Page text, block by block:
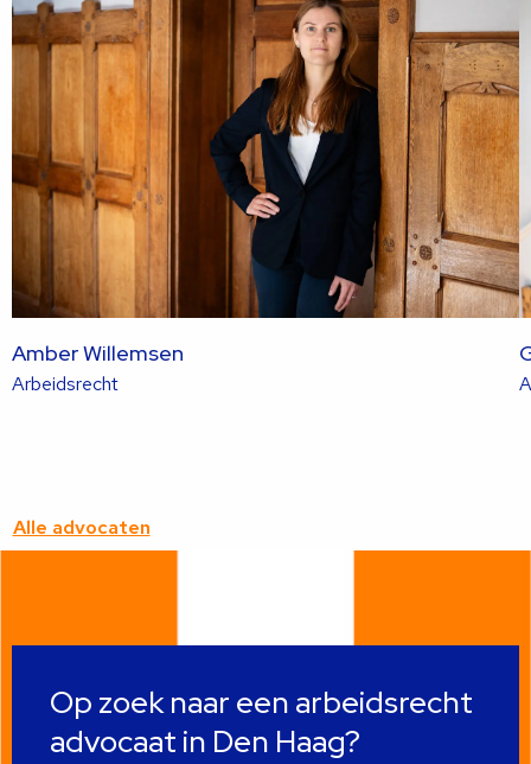
Amber Willemsen
ArbeidsrechtLees
Alle advocaten
Op zoek naar een arbeidsrecht
advocaat in Den Haag?